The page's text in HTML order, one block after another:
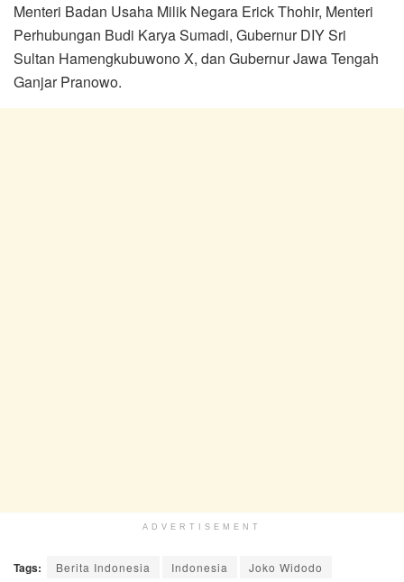
Menteri Badan Usaha Milik Negara Erick Thohir, Menteri
Perhubungan Budi Karya Sumadi, Gubernur DIY Sri
Sultan Hamengkubuwono X, dan Gubernur Jawa Tengah
Ganjar Pranowo.
ADVERTISEMENT
Tags: Berita Indonesia Indonesia
Joko Widodo